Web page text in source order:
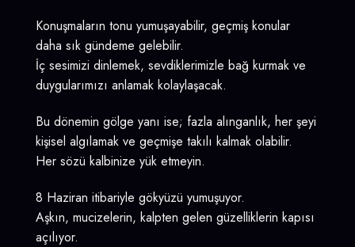
Konuşmaların tonu yumuşayabilir, geçmiş konular
daha sık gündeme gelebilir.
İç sesimizi dinlemek, sevdiklerimizle bağ kurmak ve
duygularımızı anlamak kolaylaşacak.
Bu dönemin gölge yanı ise; fazla alınganlık, her şeyi
kişisel algılamak ve geçmişe takılı kalmak olabilir.
Her sözü kalbinize yük etmeyin.
8 Haziran itibariyle gökyüzü yumuşuyor.
Aşkın, mucizelerin, kalpten gelen güzelliklerin kapısı
açılıyor.